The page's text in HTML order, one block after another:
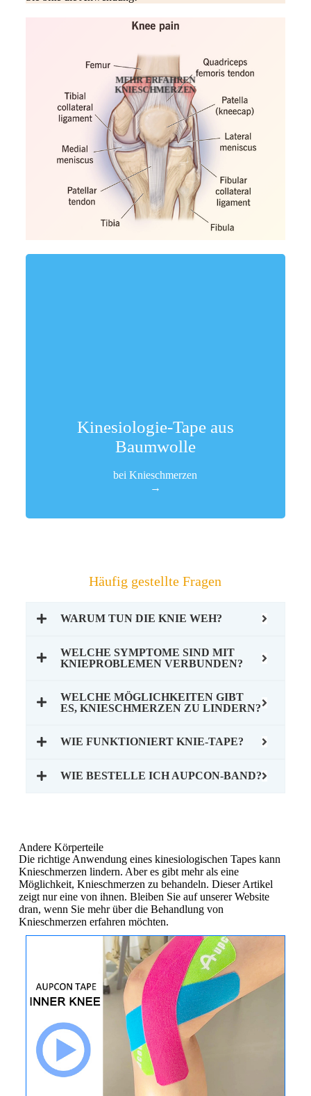
MEHR ERFAHREN
KNIESCHMERZEN
Kinesiologie-Tape aus
Baumwolle
bei Knieschmerzen
→
EINKAUFEN
Häufig gestellte Fragen
WARUM TUN DIE KNIE WEH?
WELCHE SYMPTOME SIND MIT
KNIEPROBLEMEN VERBUNDEN?
WELCHE MÖGLICHKEITEN GIBT
ES, KNIESCHMERZEN ZU LINDERN?
WIE FUNKTIONIERT KNIE-TAPE?
WIE BESTELLE ICH AUPCON-BAND?
Andere Körperteile
Die richtige Anwendung eines kinesiologischen Tapes kann
Knieschmerzen lindern. Aber es gibt mehr als eine
Möglichkeit, Knieschmerzen zu behandeln. Dieser Artikel
zeigt nur eine von ihnen. Bleiben Sie auf unserer Website
dran, wenn Sie mehr über die Behandlung von
Knieschmerzen erfahren möchten.